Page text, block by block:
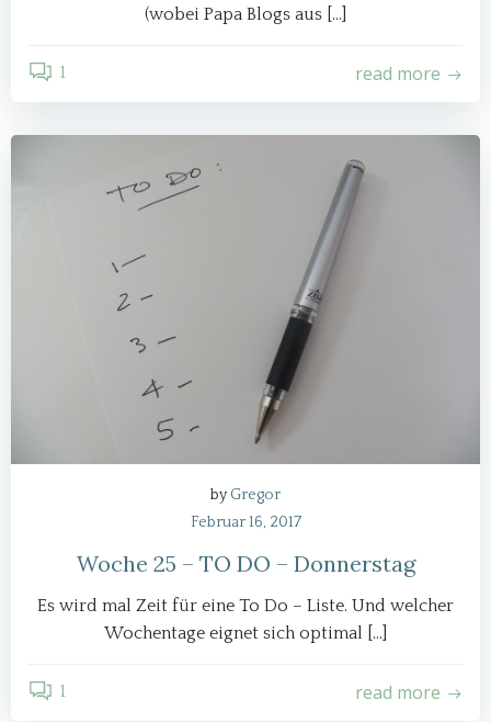
(wobei Papa Blogs aus […]
1 read more
byGregor
Februar 16, 2017
Woche 25 – TO DO – Donnerstag
Es wird mal Zeit für eine To Do – Liste. Und welcher
Wochentage eignet sich optimal […]
1 read more